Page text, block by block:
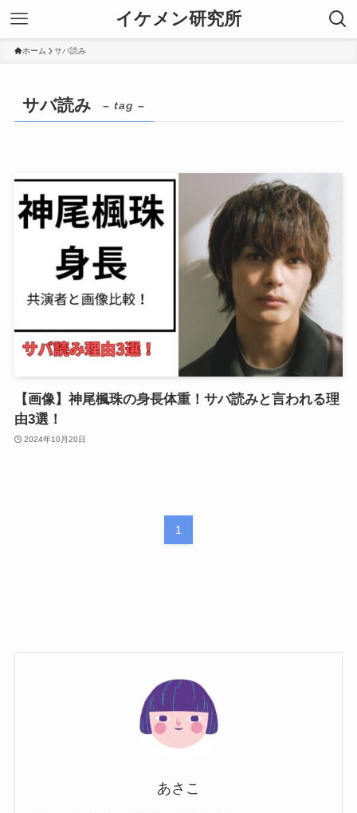
イケメン研究所
ホーム サバ読み
サバ読み – tag –
【画像】神尾楓珠の身長体重！サバ読みと言われる理
由3選！
2024年10月20日
1
あさこ